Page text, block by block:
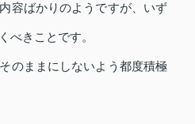
容ばかりのようですが、いず
べきことです。
のままにしないよう都度積極